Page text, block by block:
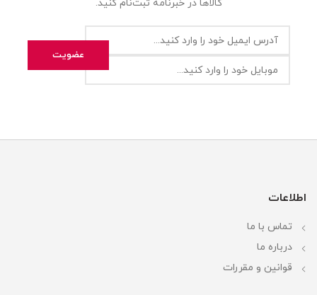
کالاها در خبرنامه ثبت‌نام کنید.
اطلاعات
تماس با ما
درباره ما
قوانین و مقررات